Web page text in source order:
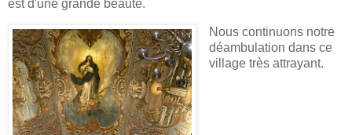
est d'une grande beauté.
Nous continuons notre
déambulation dans ce
village très attrayant.